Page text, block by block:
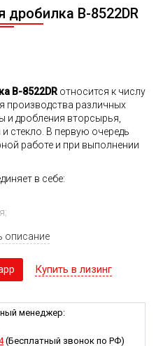
дробилка B-8522DR
B-8522DR относится к числу
различных
и дробления вторсырья,
стекло. В первую очередь
работе и при выполнении
в себе:
приводами;
насос, система
описание
Купить в лизинг
менеджер:
(Бесплатный звонок по РФ)